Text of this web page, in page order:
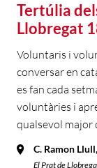
Tertúlia
Llobregat
Voluntaris i
conversar en
es fan cada
voluntàries i
qualsevol major
C. Ramon
El Prat de